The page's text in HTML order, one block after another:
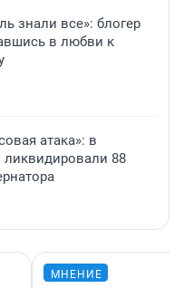
знали все»: блогер
в любви к
атака»: в
ликвидировали 88
МНЕНИЕ